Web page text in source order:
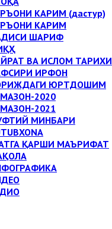
КАРИМ (дастур)
КАРИМ
ШАРИФ
ВА ИСЛОМ ТАРИХИ
ИРФОН
ЮРТДОШИМ
2020
2021
МИНБАРИ
ҚАРШИ МАЪРИФАТ